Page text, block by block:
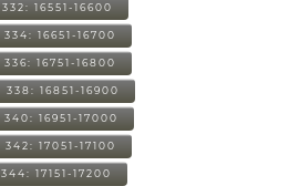
332: 16551-16600
334: 16651-16700
336: 16751-16800
338: 16851-16900
340: 16951-17000
342: 17051-17100
344: 17151-17200